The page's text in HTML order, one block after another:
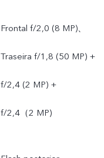
Frontal f/2,0 (8 MP)、
Traseira f/1,8 (50 MP) +
f/2,4 (2 MP) +
f/2,4（2 MP)